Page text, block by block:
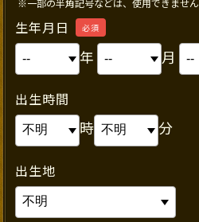
生年月日 必須
年 月
出生時間
時 分
出生地